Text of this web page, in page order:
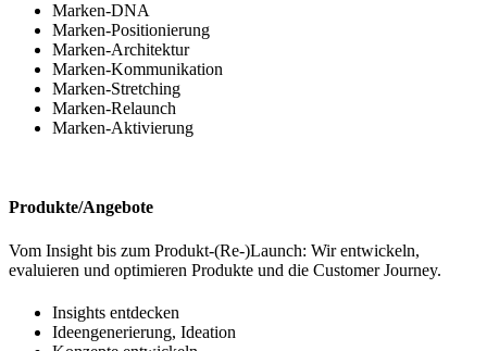
Marken-DNA
Marken-Positionierung
Marken-Architektur
Marken-Kommunikation
Marken-Stretching
Marken-Relaunch
Marken-Aktivierung
Produkte/Angebote
Vom Insight bis zum Produkt-(Re-)Launch: Wir entwickeln,
evaluieren und optimieren Produkte und die Customer Journey.
Insights entdecken
Ideengenerierung, Ideation